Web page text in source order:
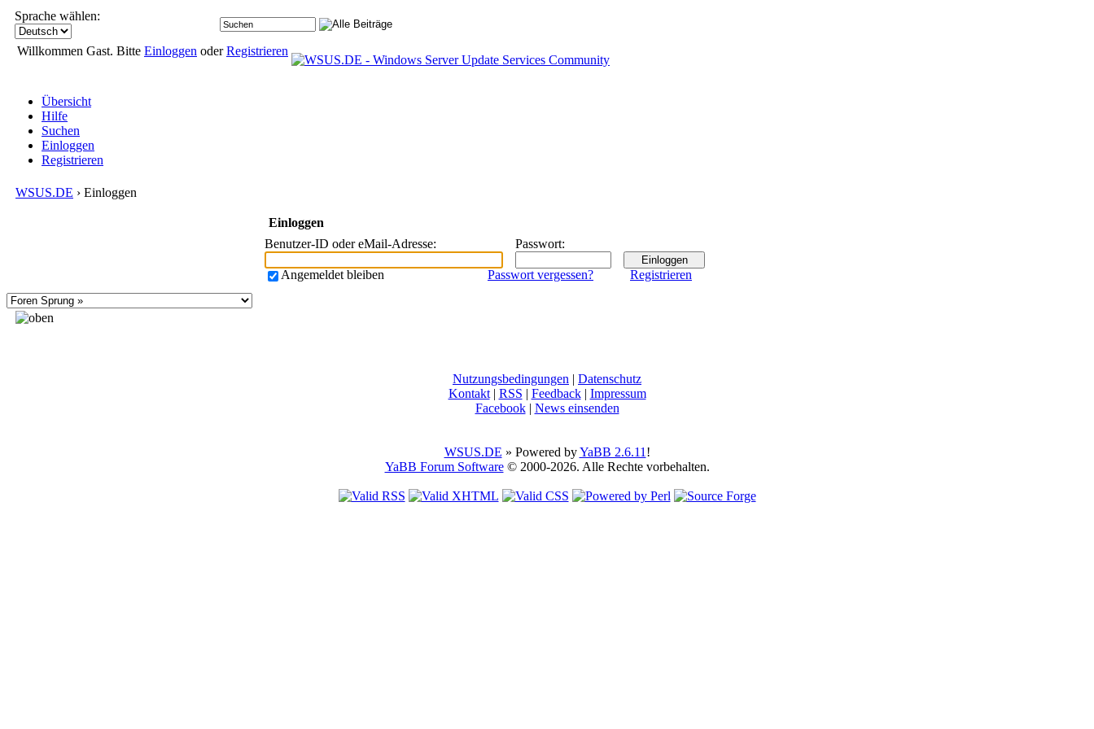
Sprache wählen:
Willkommen Gast. Bitte Einloggen oderRegistrieren
Übersicht
Hilfe
Suchen
Einloggen
Registrieren
WSUS.DE › Einloggen
Einloggen
Benutzer-ID oder eMail-Adresse: Passwort:
Angemeldet bleiben Registrieren
Passwort vergessen?
Nutzungsbedingungen | Datenschutz
Kontakt| RSS | Feedback| Impressum
Facebook| News einsenden
WSUS.DE » Powered byYaBB 2.6.11 !
YaBB Forum Software© 2000-2026. Alle Rechte vorbehalten.